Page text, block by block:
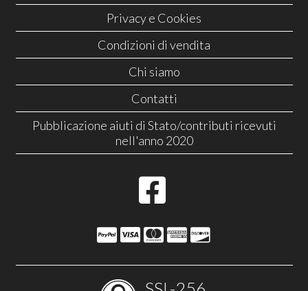
Privacy e Cookies
Condizioni di vendita
Chi siamo
Contatti
Pubblicazione aiuti di Stato/contributi ricevuti
nell'anno 2020